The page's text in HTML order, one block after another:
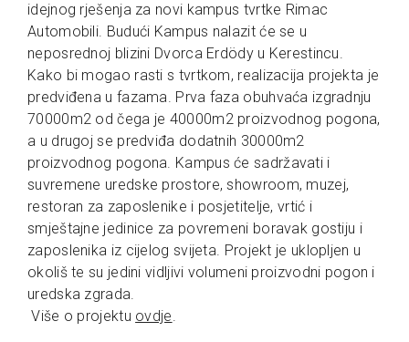
idejnog rješenja za novi kampus tvrtke Rimac
Automobili. Budući Kampus nalazit će se u
neposrednoj blizini Dvorca Erdödy u Kerestincu.
Kako bi mogao rasti s tvrtkom, realizacija projekta je
predviđena u fazama. Prva faza obuhvaća izgradnju
70000m2 od čega je 40000m2 proizvodnog pogona,
a u drugoj se predviđa dodatnih 30000m2
proizvodnog pogona. Kampus će sadržavati i
suvremene uredske prostore, showroom, muzej,
restoran za zaposlenike i posjetitelje, vrtić i
smještajne jedinice za povremeni boravak gostiju i
zaposlenika iz cijelog svijeta. Projekt je uklopljen u
okoliš te su jedini vidljivi volumeni proizvodni pogon i
uredska zgrada.
Više o projektu ovdje.